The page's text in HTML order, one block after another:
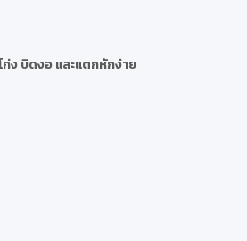
ง บิดงอ และแตกหักง่าย